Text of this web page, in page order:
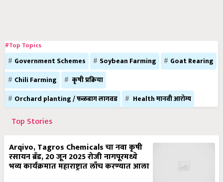
#Top Topics
Government Schemes Soybean Farming
Goat Rearing
Chili Farming
कृषी प्रक्रिया
Orchard planting / फळबाग लागवड
Health मानवी आरोग्य
Top Stories
Arqivo, Tagros Chemicals चा नवा कृषी
रसायन ब्रँड, 20 जून 2025 रोजी नागपूरमध्ये
भव्य कार्यक्रमात महाराष्ट्रात लाँच करण्यात आला